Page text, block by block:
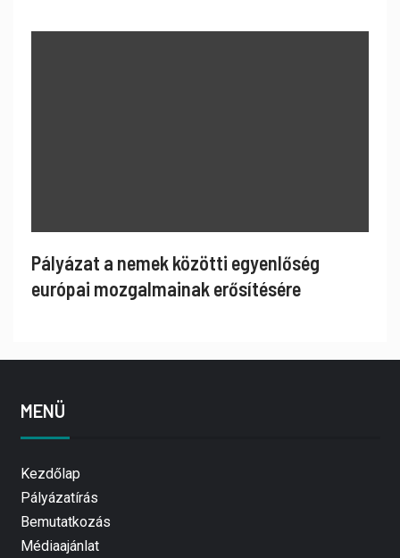
Pályázat a nemek közötti egyenlőség
európai mozgalmainak erősítésére
MENÜ
Kezdőlap
Pályázatírás
Bemutatkozás
Médiaajánlat